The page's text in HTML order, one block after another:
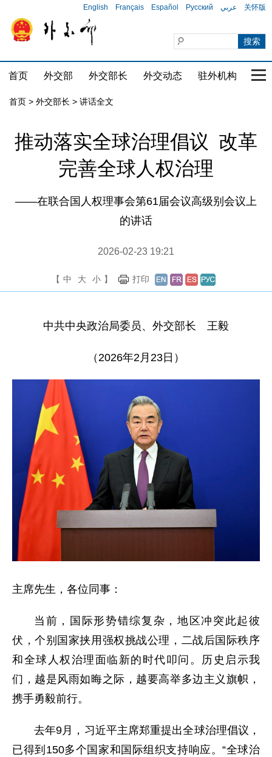
English Français Español Русский عربي 关怀版
首页 外交部 外交部长 外交动态 驻外机构 国
首页 > 外交部长 > 讲话全文
推动落实全球治理倡议 改革
完善全球人权治理
——在联合国人权理事会第61届会议高级别会议上
的讲话
2026-02-23 19:21
【 中 大 小 】 打印
中共中央政治局委员、外交部长 王毅
（2026年2月23日）
主席先生，各位同事：
当前，国际形势错综复杂，地区冲突此起彼
伏，个别国家挟用强权挑战公理，二战后国际秩序
和全球人权治理面临新的时代叩问。历史启示我
们，越是风雨如晦之际，越要高举多边主义旗帜，
携手勇毅前行。
去年9月，习近平主席郑重提出全球治理倡议，
已得到150多个国家和国际组织支持响应。“全球治